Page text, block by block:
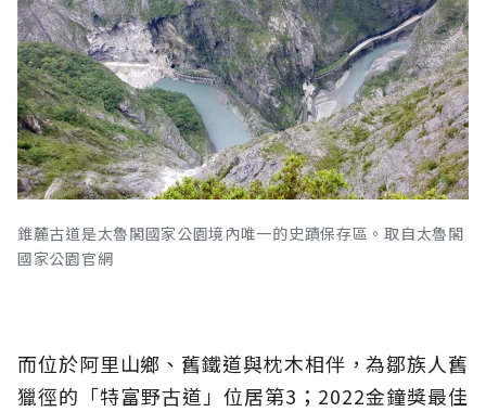
錐麓古道是太魯閣國家公園境內唯一的史蹟保存區。取自太魯閣
國家公園官網
而位於阿里山鄉、舊鐵道與枕木相伴，為鄒族人舊
獵徑的「特富野古道」位居第3；2022金鐘獎最佳